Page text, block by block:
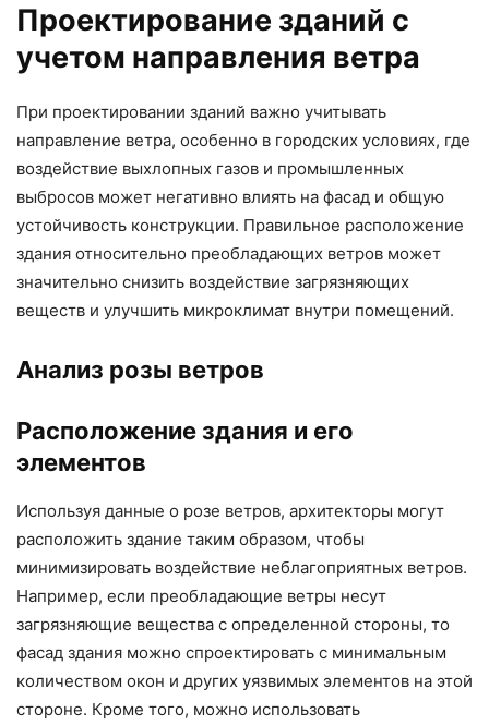
Проектирование зданий с
учетом направления ветра
При проектировании зданий важно учитывать
направление ветра, особенно в городских условиях, где
воздействие выхлопных газов и промышленных
выбросов может негативно влиять на фасад и общую
устойчивость конструкции. Правильное расположение
здания относительно преобладающих ветров может
значительно снизить воздействие загрязняющих
веществ и улучшить микроклимат внутри помещений.
Анализ розы ветров
Расположение здания и его
элементов
Используя данные о розе ветров, архитекторы могут
расположить здание таким образом, чтобы
минимизировать воздействие неблагоприятных ветров.
Например, если преобладающие ветры несут
загрязняющие вещества с определенной стороны, то
фасад здания можно спроектировать с минимальным
количеством окон и других уязвимых элементов на этой
стороне. Кроме того, можно использовать